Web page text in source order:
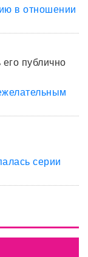
в отношении
публично
серии